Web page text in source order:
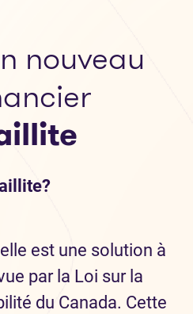
nouveau
est une solution à
par la Loi sur la
du Canada. Cette